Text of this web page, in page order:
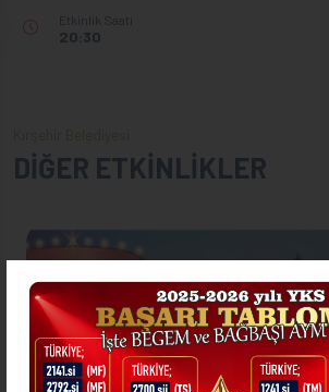
Etkinlik Saati
20:30
DİĞER ETKİNLİKLER